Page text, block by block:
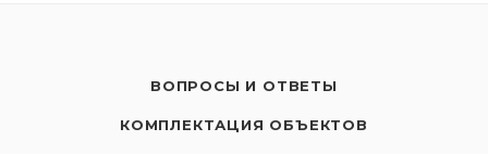
ВОПРОСЫ И ОТВЕТЫ
КОМПЛЕКТАЦИЯ ОБЪЕКТОВ